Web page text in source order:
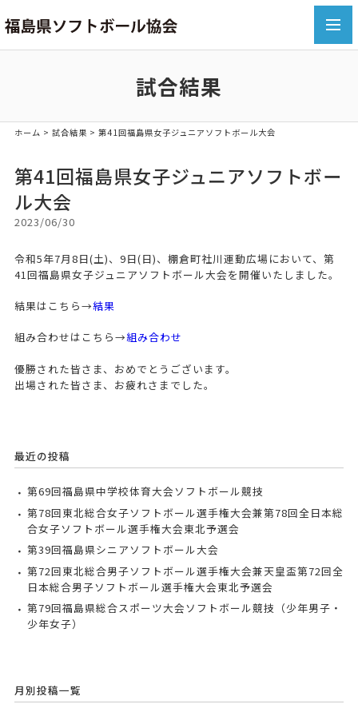
試合結果
ホーム > 試合結果 > 第41回福島県女子ジュニアソフトボール大会
第41回福島県女子ジュニアソフトボー
ル大会
2023/06/30
令和5年7月8日(土)、9日(日)、棚倉町社川運動広場において、第
41回福島県女子ジュニアソフトボール大会を開催いたしました。
結果はこちら→結果
組み合わせはこちら→組み合わせ
優勝された皆さま、おめでとうございます。
出場された皆さま、お疲れさまでした。
最近の投稿
第69回福島県中学校体育大会ソフトボール競技
第78回東北総合女子ソフトボール選手権大会兼第78回全日本総
合女子ソフトボール選手権大会東北予選会
第39回福島県シニアソフトボール大会
第72回東北総合男子ソフトボール選手権大会兼天皇盃第72回全
日本総合男子ソフトボール選手権大会東北予選会
第79回福島県総合スポーツ大会ソフトボール競技（少年男子・
少年女子）
月別投稿一覧